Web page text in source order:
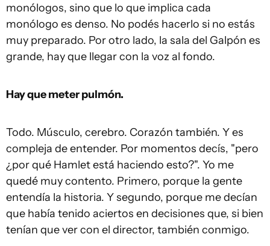
monólogos, sino que lo que implica cada
monólogo es denso. No podés hacerlo si no estás
muy preparado. Por otro lado, la sala del Galpón es
grande, hay que llegar con la voz al fondo.
Hay que meter pulmón.
Todo. Músculo, cerebro. Corazón también. Y es
compleja de entender. Por momentos decís, "pero
¿por qué Hamlet está haciendo esto?". Yo me
quedé muy contento. Primero, porque la gente
entendía la historia. Y segundo, porque me decían
que había tenido aciertos en decisiones que, si bien
tenían que ver con el director, también conmigo.